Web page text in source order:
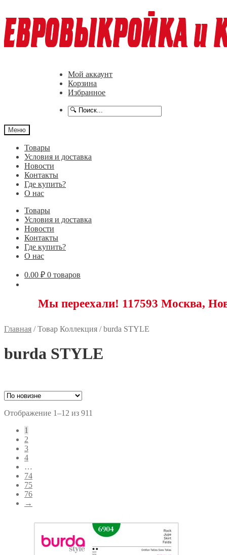
к
навигации
к
содержимому
Мой аккаунт
Корзина
Избранное
Меню
Товары
Условия и доставка
Новости
Контакты
Где купить?
О нас
Товары
Условия и доставка
Новости
Контакты
Где купить?
О нас
0.00 ₽ 0 товаров
переехали! 117593 Москва,
Главная /Товар Коллекция /burda STYLE
burda STYLE
Отображение 1–12 из 911
1
2
3
4
…
74
75
76
→